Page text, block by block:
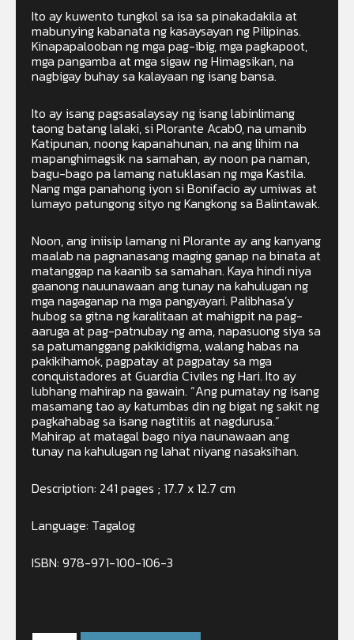
Ito ay kuwento tungkol sa isa sa pinakadakila at
mabunying kabanata ng kasaysayan ng Pilipinas.
Kinapapalooban ng mga pag-ibig, mga pagkapoot,
mga pangamba at mga sigaw ng Himagsikan, na
nagbigay buhay sa kalayaan ng isang bansa.
Ito ay isang pagsasalaysay ng isang labinlimang
taong batang lalaki, si Plorante Acab0, na umanib
Katipunan, noong kapanahunan, na ang lihim na
mapanghimagsik na samahan, ay noon pa naman,
bagu-bago pa lamang natuklasan ng mga Kastila.
Nang mga panahong iyon si Bonifacio ay umiwas at
lumayo patungong sityo ng Kangkong sa Balintawak.
Noon, ang iniisip lamang ni Plorante ay ang kanyang
maalab na pagnanasang maging ganap na binata at
matanggap na kaanib sa samahan. Kaya hindi niya
gaanong nauunawaan ang tunay na kahulugan ng
mga nagaganap na mga pangyayari. Palibhasa’y
hubog sa gitna ng karalitaan at mahigpit na pag-
aaruga at pag-patnubay ng ama, napasuong siya sa
sa patumanggang pakikidigma, walang habas na
pakikihamok, pagpatay at pagpatay sa mga
conquistadores at Guardia Civiles ng Hari. Ito ay
lubhang mahirap na gawain. “Ang pumatay ng isang
masamang tao ay katumbas din ng bigat ng sakit ng
pagkahabag sa isang nagtitiis at nagdurusa.”
Mahirap at matagal bago niya naunawaan ang
tunay na kahulugan ng lahat niyang nasaksihan.
Description: 241 pages ; 17.7 x 12.7 cm
Language: Tagalog
ISBN: 978-971-100-106-3